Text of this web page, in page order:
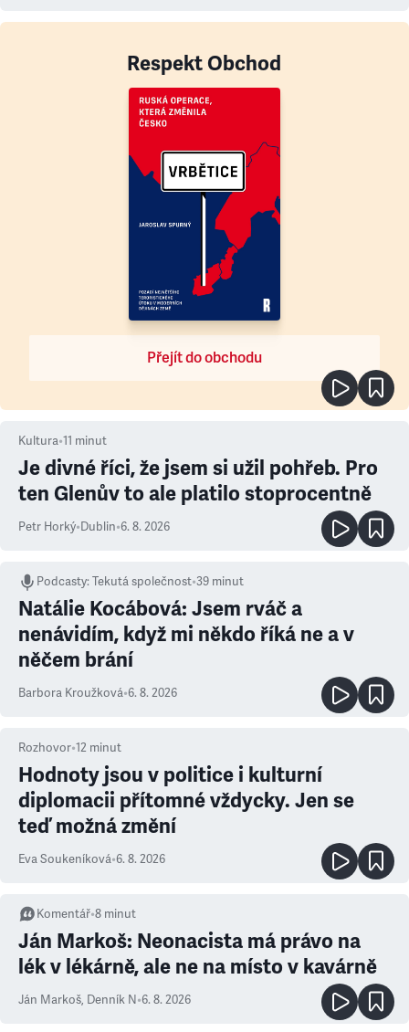
Respekt Obchod
Přejít do obchodu
Kultura•11 minut
Je divné říci, že jsem si užil pohřeb. Pro
ten Glenův to ale platilo stoprocentně
Petr Horký•Dublin•6. 8. 2026
Podcasty:Tekutá společnost•39 minut
Natálie Kocábová: Jsem rváč a
nenávidím, když mi někdo říká ne a v
něčem brání
Barbora Kroužková•6. 8. 2026
Rozhovor•12 minut
Hodnoty jsou v politice i kulturní
diplomacii přítomné vždycky. Jen se
teď možná změní
Eva Soukeníková•6. 8. 2026
Komentář•8 minut
Ján Markoš: Neonacista má právo na
lék v lékárně, ale ne na místo v kavárně
Ján Markoš, Denník N•6. 8. 2026